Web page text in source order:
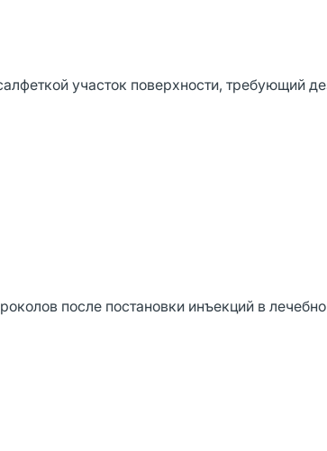
участок поверхности, требующий
после постановки инъекций в